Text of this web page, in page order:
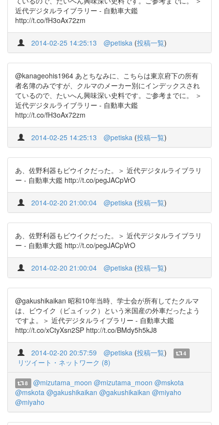
近代デジタルライブラリー - 自動車大鑑
http://t.co/fH3oAx72zm
2014-02-25 14:25:13 @petiska (投稿一覧)
@kanageohis1964 あとちなみに、こちらは東京府下の所有
者名簿のみですが、クルマのメーカー別にインデックスされ
ているので、たいへん興味深い史料です。ご参考までに。 ＞
近代デジタルライブラリー - 自動車大鑑
http://t.co/fH3oAx72zm
2014-02-25 14:25:13 @petiska (投稿一覧)
あ、佐野利器もビウイクだった。＞ 近代デジタルライブラリ
ー - 自動車大鑑 http://t.co/pegJACpVrO
2014-02-20 21:00:04 @petiska (投稿一覧)
あ、佐野利器もビウイクだった。＞ 近代デジタルライブラリ
ー - 自動車大鑑 http://t.co/pegJACpVrO
2014-02-20 21:00:04 @petiska (投稿一覧)
@gakushikaikan 昭和10年当時、学士会が所有してたクルマ
は、ビウイク（ビュイック）という米国産の外車だったよう
ですよ。＞ 近代デジタルライブラリー - 自動車大鑑
http://t.co/xCtyXsn2SP http://t.co/BMdy5h5kJ8
2014-02-20 20:57:59 @petiska (投稿一覧) 4
リツイート・ネットワーク (8)
8 @mizutama_moon @mizutama_moon @mskota
@mskota @gakushikaikan @gakushikaikan @miyaho
@miyaho